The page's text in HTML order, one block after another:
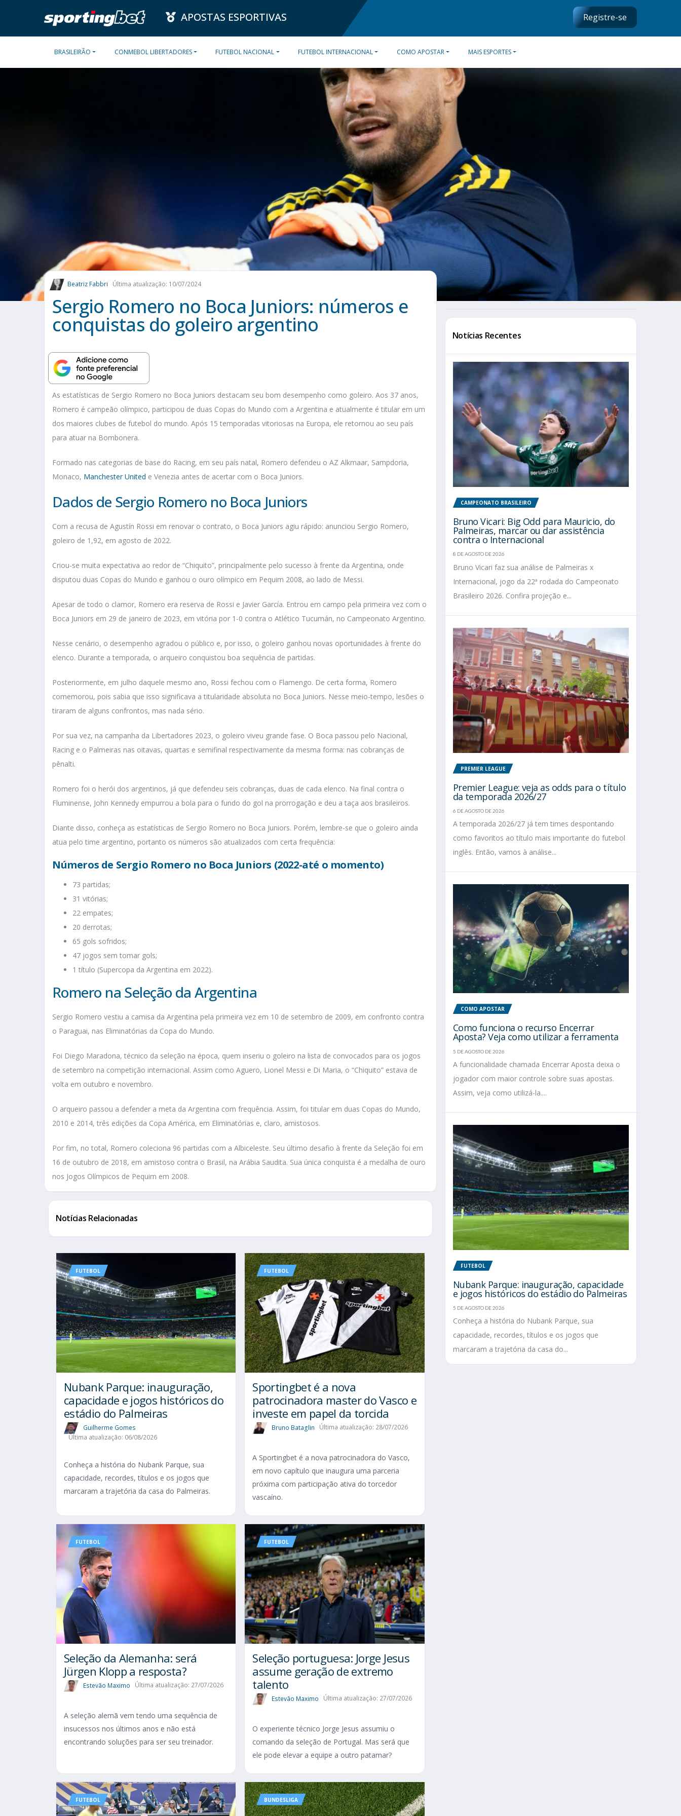
APOSTAS ESPORTIVAS Registre-se
BRASILEIRÃO CONMEBOL LIBERTADORES FUTEBOL NACIONAL FUTEBOL INTERNACIONAL COMO APOSTAR MAIS ESPORTES
Beatriz Fabbri Última atualização: 10/07/2024
Sergio Romero no Boca Juniors: números e
conquistas do goleiro argentino
As estatísticas de Sergio Romero no Boca Juniors destacam seu bom desempenho como goleiro. Aos 37 anos,
Romero é campeão olímpico, participou de duas Copas do Mundo com a Argentina e atualmente é titular em um
dos maiores clubes de futebol do mundo. Após 15 temporadas vitoriosas na Europa, ele retornou ao seu país
para atuar na Bombonera.
Formado nas categorias de base do Racing, em seu país natal, Romero defendeu o AZ Alkmaar, Sampdoria,
Monaco, Manchester United e Venezia antes de acertar com o Boca Juniors.
Dados de Sergio Romero no Boca Juniors
Com a recusa de Agustín Rossi em renovar o contrato, o Boca Juniors agiu rápido: anunciou Sergio Romero,
goleiro de 1,92, em agosto de 2022.
Criou-se muita expectativa ao redor de “Chiquito”, principalmente pelo sucesso à frente da Argentina, onde
disputou duas Copas do Mundo e ganhou o ouro olímpico em Pequim 2008, ao lado de Messi.
Apesar de todo o clamor, Romero era reserva de Rossi e Javier García. Entrou em campo pela primeira vez com o
Boca Juniors em 29 de janeiro de 2023, em vitória por 1-0 contra o Atlético Tucumán, no Campeonato Argentino.
Nesse cenário, o desempenho agradou o público e, por isso, o goleiro ganhou novas oportunidades à frente do
elenco. Durante a temporada, o arqueiro conquistou boa sequência de partidas.
Posteriormente, em julho daquele mesmo ano, Rossi fechou com o Flamengo. De certa forma, Romero
comemorou, pois sabia que isso significava a titularidade absoluta no Boca Juniors. Nesse meio-tempo, lesões o
tiraram de alguns confrontos, mas nada sério.
Por sua vez, na campanha da Libertadores 2023, o goleiro viveu grande fase. O Boca passou pelo Nacional,
Racing e o Palmeiras nas oitavas, quartas e semifinal respectivamente da mesma forma: nas cobranças de
pênalti.
Romero foi o herói dos argentinos, já que defendeu seis cobranças, duas de cada elenco. Na final contra o
Fluminense, John Kennedy empurrou a bola para o fundo do gol na prorrogação e deu a taça aos brasileiros.
Diante disso, conheça as estatísticas de Sergio Romero no Boca Juniors. Porém, lembre-se que o goleiro ainda
atua pelo time argentino, portanto os números são atualizados com certa frequência:
Números de Sergio Romero no Boca Juniors (2022-até o momento)
73 partidas;
31 vitórias;
22 empates;
20 derrotas;
65 gols sofridos;
47 jogos sem tomar gols;
1 título (Supercopa da Argentina em 2022).
Romero na Seleção da Argentina
Sergio Romero vestiu a camisa da Argentina pela primeira vez em 10 de setembro de 2009, em confronto contra
o Paraguai, nas Eliminatórias da Copa do Mundo.
Foi Diego Maradona, técnico da seleção na época, quem inseriu o goleiro na lista de convocados para os jogos
de setembro na competição internacional. Assim como Aguero, Lionel Messi e Di Maria, o “Chiquito” estava de
volta em outubro e novembro.
O arqueiro passou a defender a meta da Argentina com frequência. Assim, foi titular em duas Copas do Mundo,
2010 e 2014, três edições da Copa América, em Eliminatórias e, claro, amistosos.
Por fim, no total, Romero coleciona 96 partidas com a Albiceleste. Seu último desafio à frente da Seleção foi em
16 de outubro de 2018, em amistoso contra o Brasil, na Arábia Saudita. Sua única conquista é a medalha de ouro
nos Jogos Olímpicos de Pequim em 2008.
Notícias Relacionadas
FUTEBOL
Nubank Parque: inauguração,
capacidade e jogos históricos do
estádio do Palmeiras
Guilherme Gomes
Última atualização: 06/08/2026
Conheça a história do Nubank Parque, sua
capacidade, recordes, títulos e os jogos que
marcaram a trajetória da casa do Palmeiras.
FUTEBOL
Sportingbet é a nova
patrocinadora master do Vasco e
investe em papel da torcida
Bruno Bataglin Última atualização: 28/07/2026
A Sportingbet é a nova patrocinadora do Vasco,
em novo capítulo que inaugura uma parceria
próxima com participação ativa do torcedor
vascaíno.
FUTEBOL
Seleção da Alemanha: será
Jürgen Klopp a resposta?
Estevão Maximo Última atualização: 27/07/2026
A seleção alemã vem tendo uma sequência de
insucessos nos últimos anos e não está
encontrando soluções para ser seu treinador.
FUTEBOL
Seleção portuguesa: Jorge Jesus
assume geração de extremo
talento
Estevão Maximo Última atualização: 27/07/2026
O experiente técnico Jorge Jesus assumiu o
comando da seleção de Portugal. Mas será que
ele pode elevar a equipe a outro patamar?
FUTEBOL BUNDESLIGA
Notícias Recentes
CAMPEONATO BRASILEIRO
Bruno Vicari: Big Odd para Mauricio, do
Palmeiras, marcar ou dar assistência
contra o Internacional
8 DE AGOSTO DE 2026
Bruno Vicari faz sua análise de Palmeiras x
Internacional, jogo da 22ª rodada do Campeonato
Brasileiro 2026. Confira projeção e...
PREMIER LEAGUE
Premier League: veja as odds para o título
da temporada 2026/27
6 DE AGOSTO DE 2026
A temporada 2026/27 já tem times despontando
como favoritos ao título mais importante do futebol
inglês. Então, vamos à análise...
COMO APOSTAR
Como funciona o recurso Encerrar
Aposta? Veja como utilizar a ferramenta
5 DE AGOSTO DE 2026
A funcionalidade chamada Encerrar Aposta deixa o
jogador com maior controle sobre suas apostas.
Assim, veja como utilizá-la....
FUTEBOL
Nubank Parque: inauguração, capacidade
e jogos históricos do estádio do Palmeiras
5 DE AGOSTO DE 2026
Conheça a história do Nubank Parque, sua
capacidade, recordes, títulos e os jogos que
marcaram a trajetória da casa do...